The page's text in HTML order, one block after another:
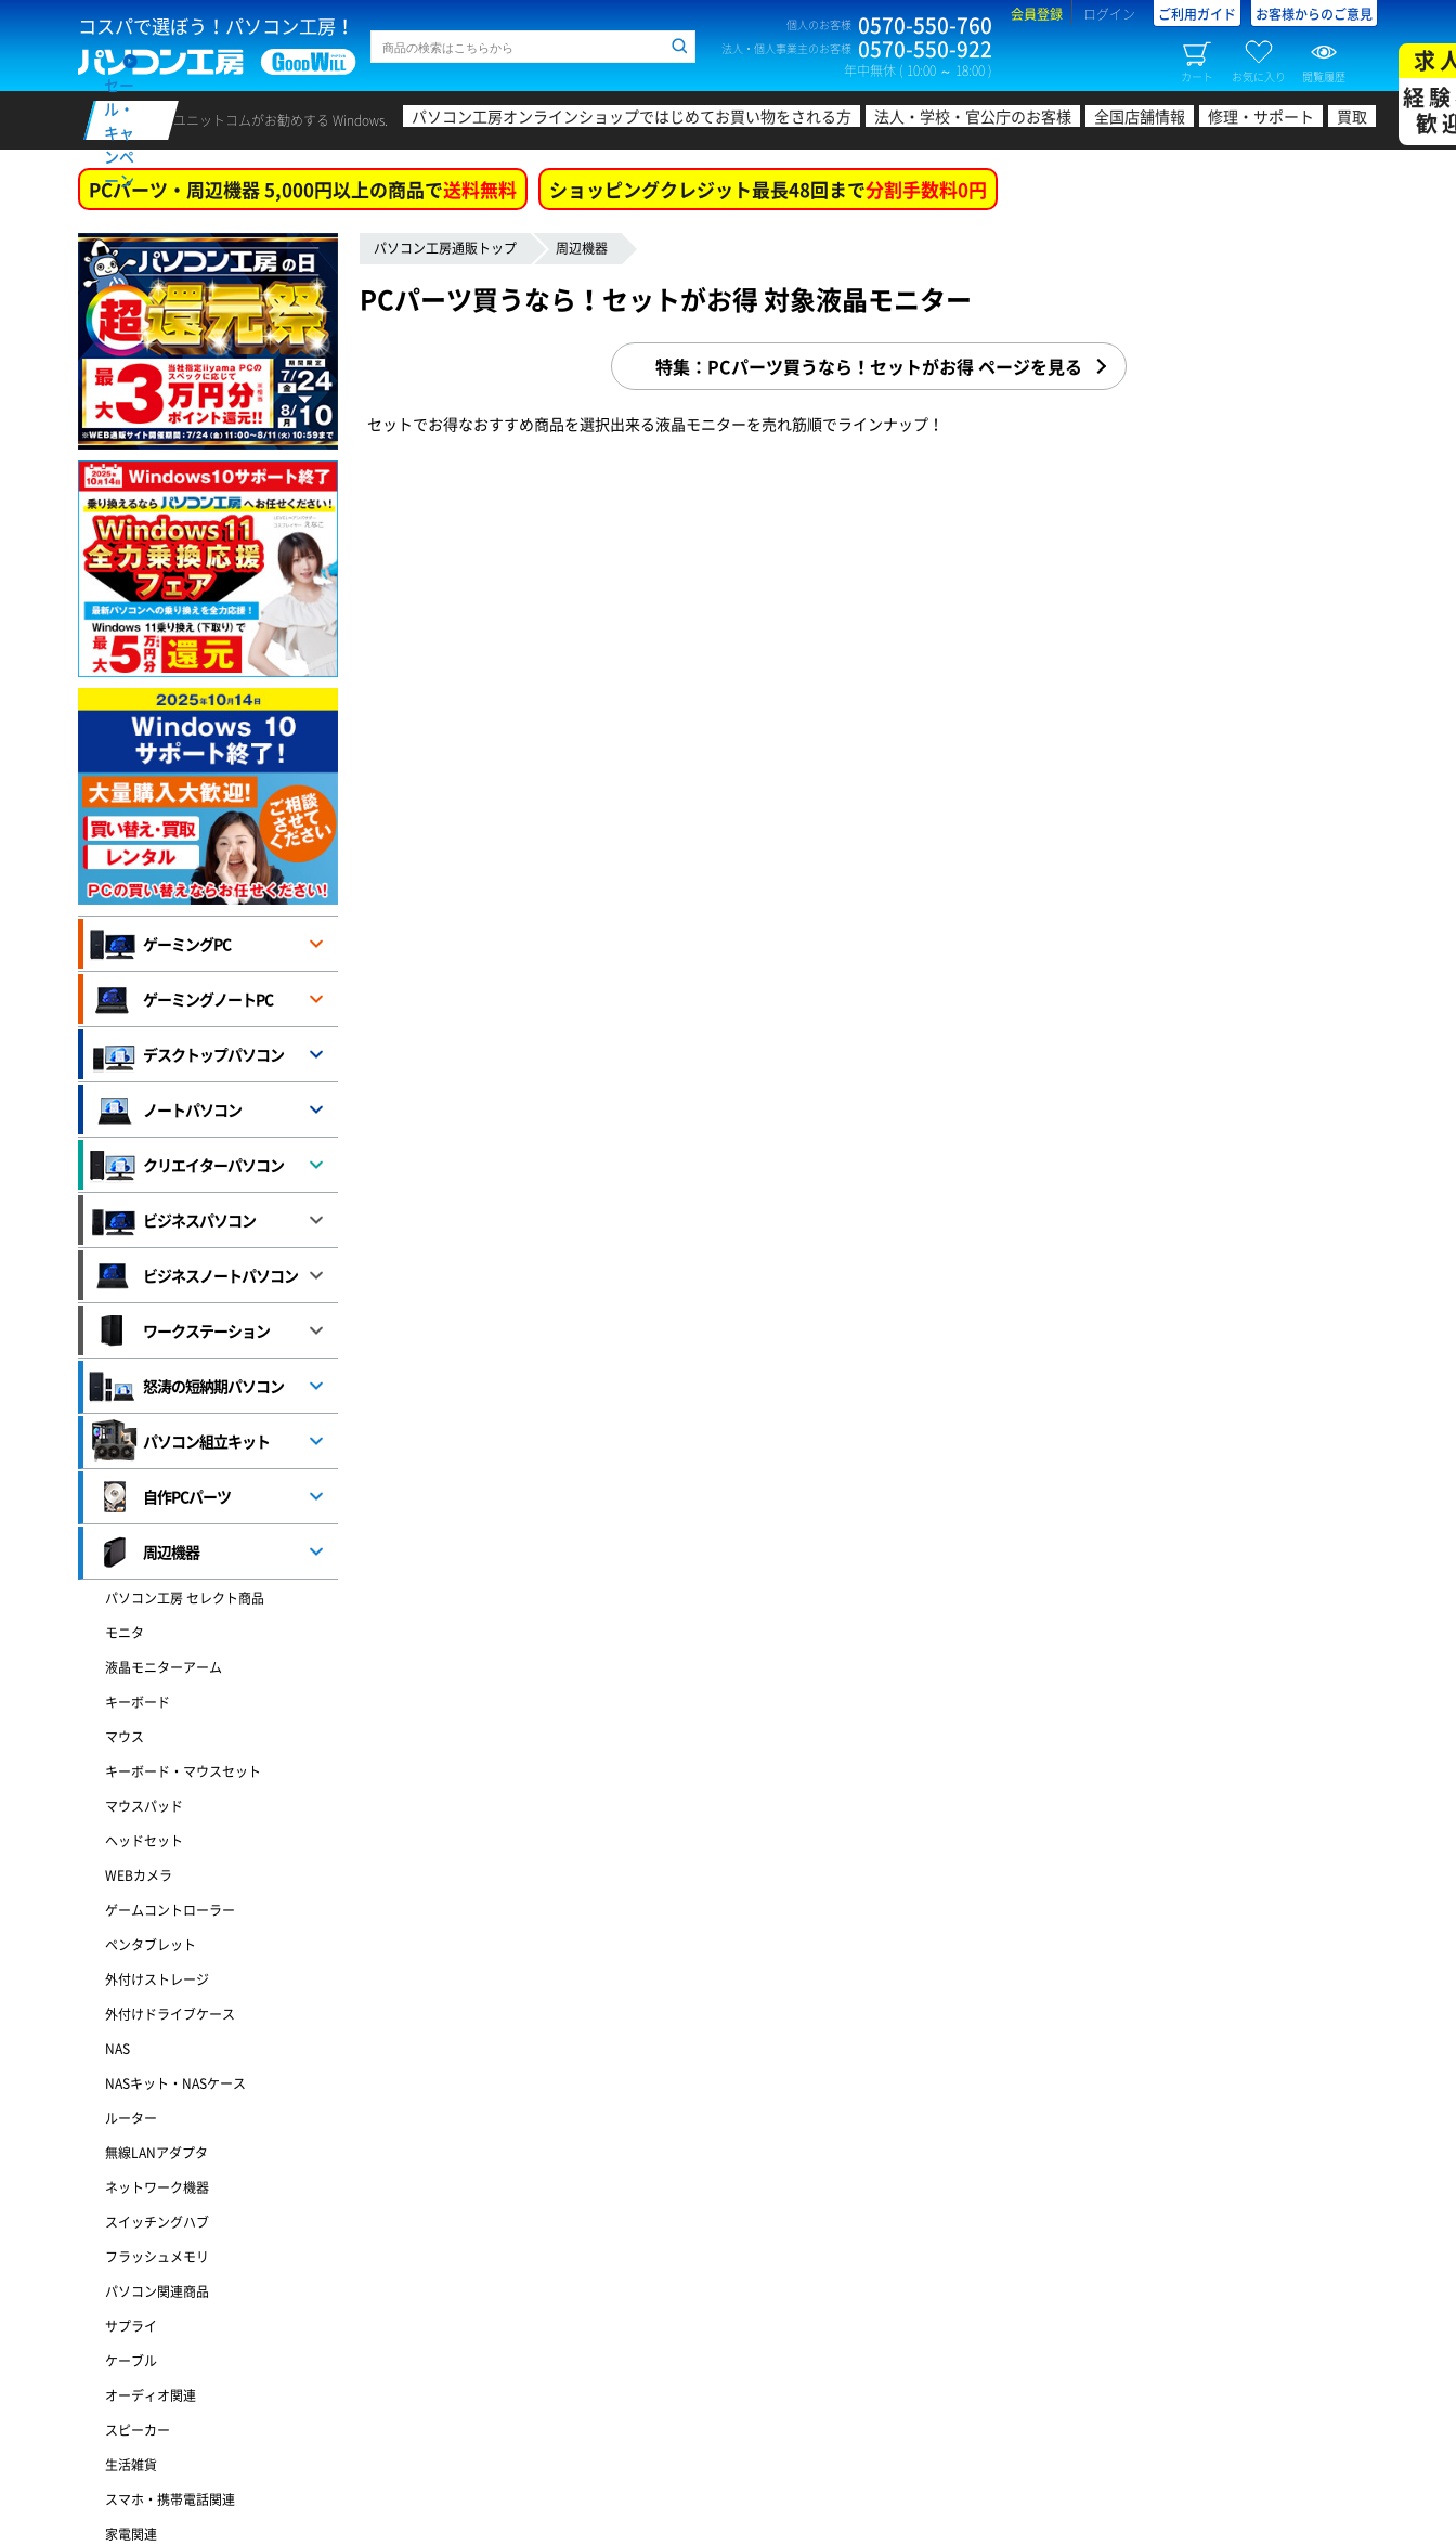
コスパで選ぼう！パソコン工房！ 個人のお客様 0570-550-760
法人・個人事業主のお客様 0570-550-922
年中無休 ( 10:00 ～ 18:00 )
会員登録 ログイン ご利用ガイド お客様からのご意見
カート お気に入り 閲覧履歴
セー
ル・
キャ
ンペ
ーン
ユニットコムがお勧めする Windows. パソコン工房オンラインショップではじめてお買い物をされる方 法人・学校・官公庁のお客様 全国店舗情報 修理・サポート 買取
求
経
歓
PCパーツ・周辺機器 5,000円以上の商品で送料無料 ショッピングクレジット最長48回まで分割手数料0円
パソコン工房通販トップ 周辺機器
PCパーツ買うなら！セットがお得 対象液晶モニター
特集：PCパーツ買うなら！セットがお得 ページを見る
セットでお得なおすすめ商品を選択出来る液晶モニターを売れ筋順でラインナップ！
ゲーミングPC
ゲーミングノートPC
デスクトップパソコン
ノートパソコン
クリエイターパソコン
ビジネスパソコン
ビジネスノートパソコン
ワークステーション
怒涛の短納期パソコン
パソコン組立キット
自作PCパーツ
周辺機器
パソコン工房 セレクト商品
モニタ
液晶モニターアーム
キーボード
マウス
キーボード・マウスセット
マウスパッド
ヘッドセット
WEBカメラ
ゲームコントローラー
ペンタブレット
外付けストレージ
外付けドライブケース
NAS
NASキット・NASケース
ルーター
無線LANアダプタ
ネットワーク機器
スイッチングハブ
フラッシュメモリ
パソコン関連商品
サプライ
ケーブル
オーディオ関連
スピーカー
生活雑貨
スマホ・携帯電話関連
家電関連